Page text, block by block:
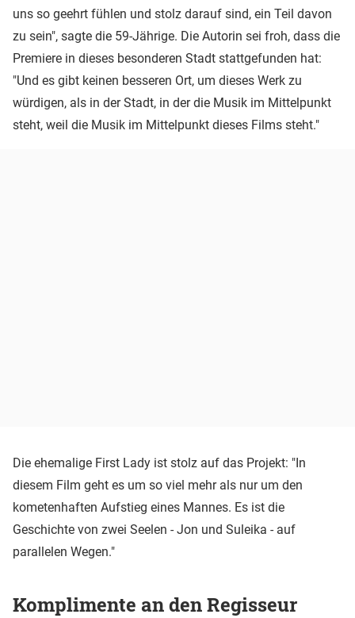
uns so geehrt fühlen und stolz darauf sind, ein Teil davon
zu sein", sagte die 59-Jährige. Die Autorin sei froh, dass die
Premiere in dieses besonderen Stadt stattgefunden hat:
"Und es gibt keinen besseren Ort, um dieses Werk zu
würdigen, als in der Stadt, in der die Musik im Mittelpunkt
steht, weil die Musik im Mittelpunkt dieses Films steht."
Die ehemalige First Lady ist stolz auf das Projekt: "In
diesem Film geht es um so viel mehr als nur um den
kometenhaften Aufstieg eines Mannes. Es ist die
Geschichte von zwei Seelen - Jon und Suleika - auf
parallelen Wegen."
Komplimente an den Regisseur